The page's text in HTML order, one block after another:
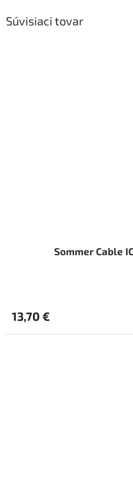
Súvisiaci tovar
Sommer Cable
13,70 €